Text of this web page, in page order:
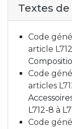
Textes
Code
article
Code
articles
L712-8 à
Code